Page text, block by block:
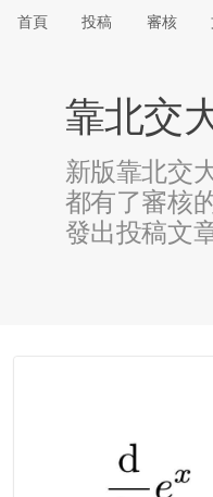
首頁 投稿 審核
靠北交
新版靠北交
都有了審核
發出投稿文章